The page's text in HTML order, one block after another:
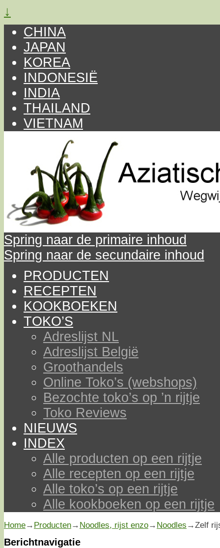
↓
CHINA
JAPAN
KOREA
INDONESIË
INDIA
THAILAND
VIETNAM
Spring naar de primaire inhoud
Spring naar de secundaire inhoud
PRODUCTEN
RECEPTEN
KOOKBOEKEN
TOKO’S
Adreslijst NL
Adreslijst België
Groothandels
Online Toko’s (webshops)
Bezochte toko’s op ’n rijtje
Toko Reviews
NIEUWS
INDEX
Alle producten op een rijtje
Alle recepten op een rijtje
Alle toko’s op een rijtje
Alle kookboeken op een rijtje
Home→ Producten→ Noodles, rijst enzo→ Noodles →Zelf
Berichtnavigatie